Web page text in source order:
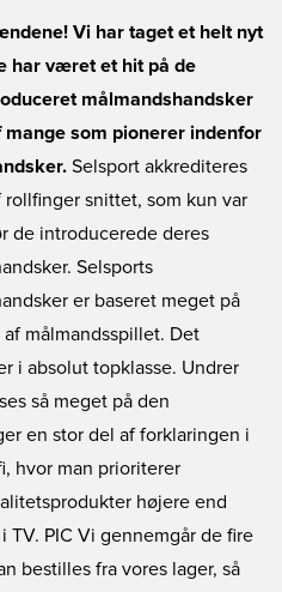
Vi har taget et helt nyt
har været et hit på de
målmandshandsker
som pionerer indenfor
Selsport akkrediteres
snittet, som kun var
de introducerede deres
Selsports
er baseret meget på
målmandsspillet. Det
i absolut topklasse. Undrer
så meget på den
en stor del af forklaringen i
hvor man prioriterer
højere end
PIC Vi gennemgår de fire
bestilles fra vores lager, så